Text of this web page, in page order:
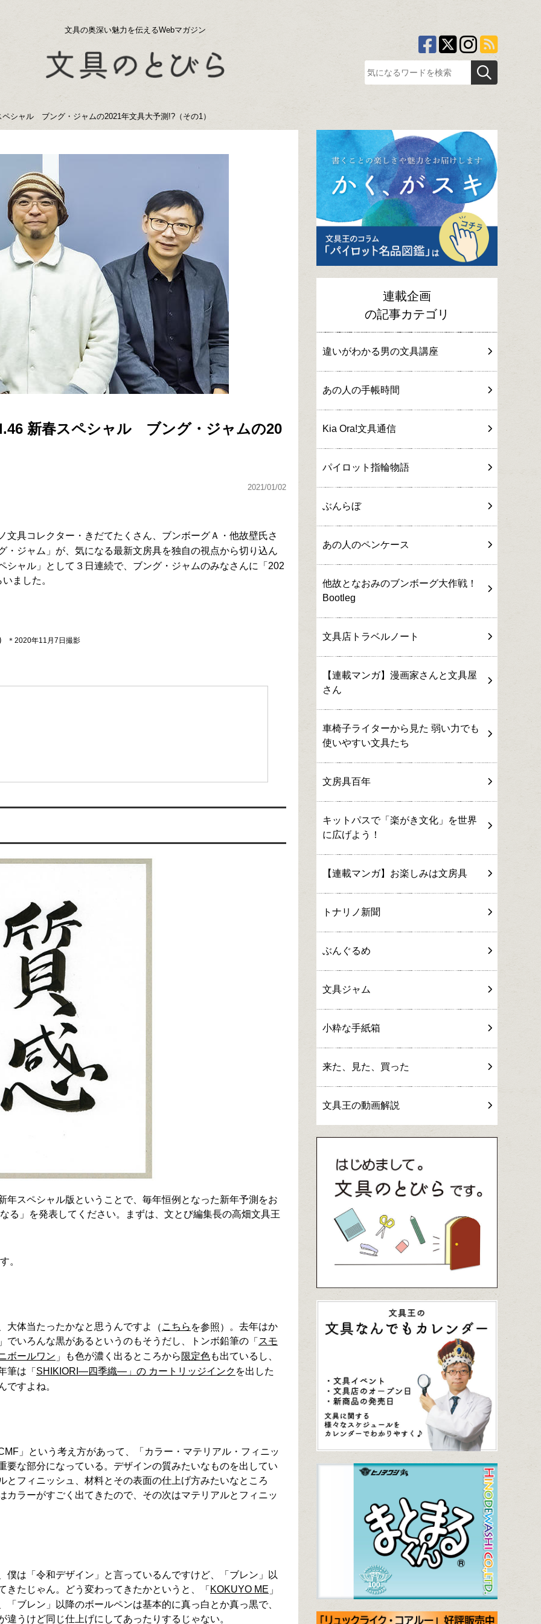
文具の奥深い魅力を伝えるWebマガジン
シャル ブング・ジャムの2021年文具大予測!?（その1）
新春スペシャル ブング・ジャムの20
2021/01/02
具コレクター・きだてたくさん、ブンボーグＡ・他故壁氏さ
ジャム」が、気になる最新文房具を独自の視点から切り込ん
シャル」として３日連続で、ブング・ジャムのみなさんに「202
ました。
＊2020年11月7日撮影
スペシャル版ということで、毎年恒例となった新年予測をお
る」を発表してください。まずは、文とび編集長の高畑文具王
。
大体当たったかなと思うんですよ （ こちら を参照）
。去年はか
でいろんな黒があるというのもそうだし、トンボ鉛筆の 「 スモ
ボールワン 」 も色が濃く出るところから 限定色も出ているし、
筆は 「 SHIKIORI―四季織―」の カートリッジインク を出した
ですよね。
」という考え方があって、「カラー・マテリアル・フィニッ
な部分になっている。デザインの質みたいなものを出してい
フィニッシュ、材料とその表面の仕上げ方みたいなところ
ラーがすごく出てきたので、その次はマテリアルとフィニッ
は「令和デザイン」と言っているんですけど、「ブレン」以
たじゃん。どう変わってきたかというと、
「 KOKUYO ME 」
ブレン」以降のボールペンは基本的に真っ白とか真っ黒で、
うけど同じ仕上げにしてあったりするじゃない。
連載企画
の記事カテゴリ
違いがわかる男の文具講座
あの人の手帳時間
Kia Ora!文具通信
パイロット指輪物語
ぶんらぼ
あの人のペンケース
他故となおみのブンボーグ大作戦！
Bootleg
文具店トラベルノート
【連載マンガ】漫画家さんと文具屋
さん
車椅子ライターから見た 弱い力でも
使いやすい文具たち
文房具百年
キットパスで「楽がき文化」を世界
に広げよう！
【連載マンガ】お楽しみは文房具
トナリノ新聞
ぶんぐるめ
文具ジャム
小粋な手紙箱
来た、見た、買った
文具王の動画解説